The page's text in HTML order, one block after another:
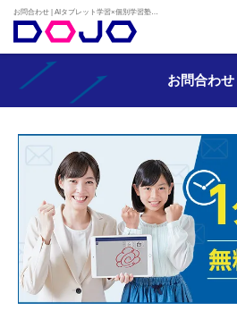
お問合わせ